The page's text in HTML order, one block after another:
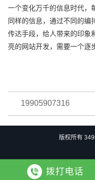
一个变化万千的信息时代，
同样的信息，通过不同的编
传达手段，给人带来的印象
亮的网站开发，需要一个逐
19905907316
版权所有
拨打电话